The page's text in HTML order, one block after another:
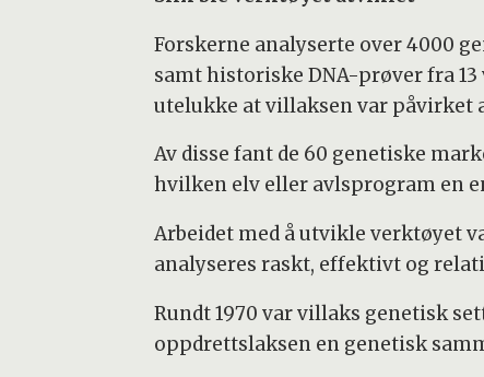
Forskerne analyserte over 4000
samt historiske DNA-prøver fra
utelukke at villaksen var påvirket
Av disse fant de 60 genetiske
hvilken elv eller avlsprogram en
Arbeidet med å utvikle verktøyet
analyseres raskt, effektivt og
Rundt 1970 var villaks genetisk
oppdrettslaksen en genetisk